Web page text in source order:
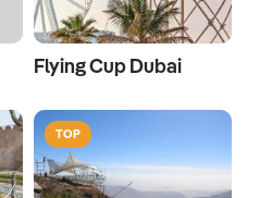
Flying Cup Dubai
TOP